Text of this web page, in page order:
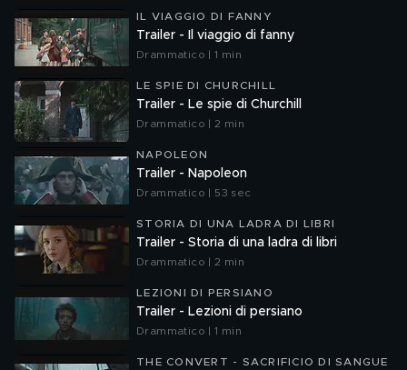
IL VIAGGIO DI FANNY
Trailer - Il viaggio di fanny
Drammatico | 1 min
LE SPIE DI CHURCHILL
Trailer - Le spie di Churchill
Drammatico | 2 min
NAPOLEON
Trailer - Napoleon
Drammatico | 53 sec
STORIA DI UNA LADRA DI LIBRI
Trailer - Storia di una ladra di libri
Drammatico | 2 min
LEZIONI DI PERSIANO
Trailer - Lezioni di persiano
Drammatico | 1 min
THE CONVERT - SACRIFICIO DI SANGUE